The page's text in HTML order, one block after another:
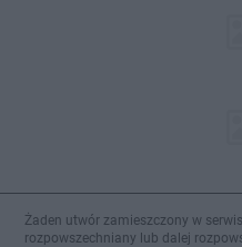
Żaden utwór zamieszczony w
rozpowszechniany lub dalej